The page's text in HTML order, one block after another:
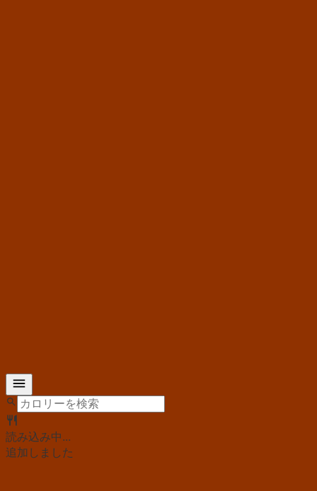
読み込み中...
追加しました